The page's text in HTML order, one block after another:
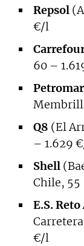
Repsol
€/l
60 –
Q8 (El
– 1.629
Shell
Chile,
E.S.
€/l